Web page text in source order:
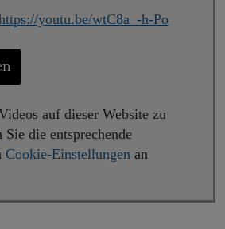
Verbindung zu den Servern
Dabei wird YouTube
Seiten Sie besuchen. Wenn Sie
Account eingeloggt sind, kann
Ihnen persönlich
verhindern Sie, indem Sie sich
Account ausloggen.
die Hinweise über das
youtu.be/wtC8a_-h-Po
auf dieser Website zu
Sie die entsprechende
Cookie-Einstellungen an